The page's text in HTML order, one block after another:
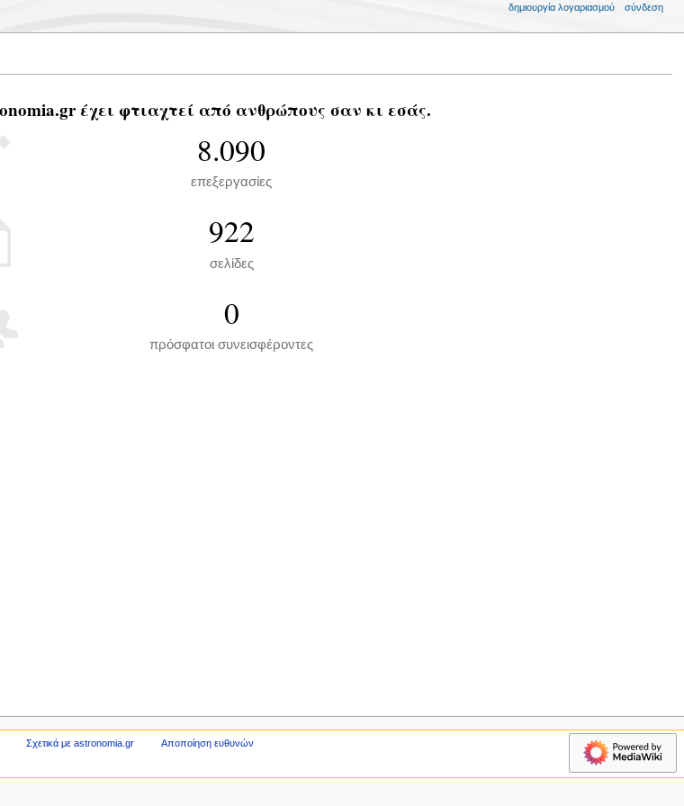
έχει φτιαχτεί από ανθρώπους σαν κι εσάς.
8.090
επεξεργασίες
922
σελίδες
0
πρόσφατοι συνεισφέροντες
δημιουργία λογαριασμού σύνδεση
Σχετικά με astronomia.gr Αποποίηση ευθυνών